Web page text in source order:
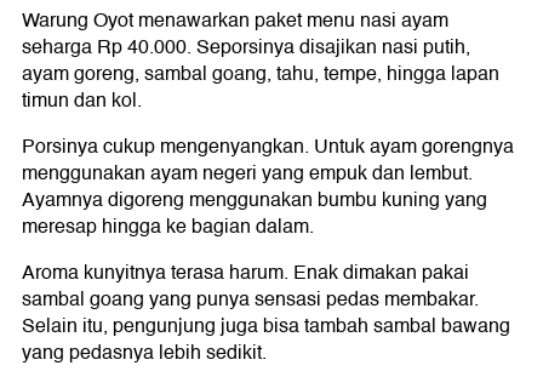
Warung Oyot menawarkan paket menu nasi ayam
seharga Rp 40.000. Seporsinya disajikan nasi putih,
ayam goreng, sambal goang, tahu, tempe, hingga lapan
timun dan kol.
Porsinya cukup mengenyangkan. Untuk ayam gorengnya
menggunakan ayam negeri yang empuk dan lembut.
Ayamnya digoreng menggunakan bumbu kuning yang
meresap hingga ke bagian dalam.
Aroma kunyitnya terasa harum. Enak dimakan pakai
sambal goang yang punya sensasi pedas membakar.
Selain itu, pengunjung juga bisa tambah sambal bawang
yang pedasnya lebih sedikit.